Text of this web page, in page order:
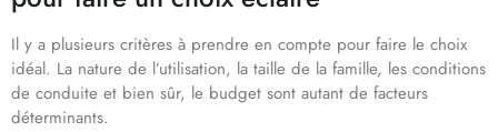
Il y a plusieurs critères à prendre en compte pour faire le choix
idéal. La nature de l’utilisation, la taille de la famille, les conditions
de conduite et bien sûr, le budget sont autant de facteurs
déterminants.